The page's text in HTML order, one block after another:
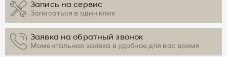
Запись на сервис
Записаться в один клик
Заявка на обратный звонок
Моментальная заявка в удобное для вас время